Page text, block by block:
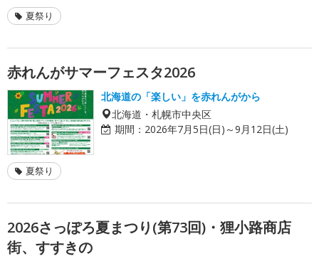
夏祭り
赤れんがサマーフェスタ2026
北海道の「楽しい」を赤れんがから
北海道・札幌市中央区
期間： 2026年7月5日(日)～9月12日(土)
夏祭り
2026さっぽろ夏まつり(第73回)・狸小路商店
街、すすきの